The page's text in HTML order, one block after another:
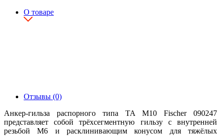
О товаре
Отзывы (0)
Анкер-гильза распорного типа TA M10 Fischer 090247
представляет собой трёхсегментную гильзу с внутренней
резьбой М6 и расклинивающим конусом для тяжёлых